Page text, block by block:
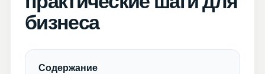
бизнеса
Содержание